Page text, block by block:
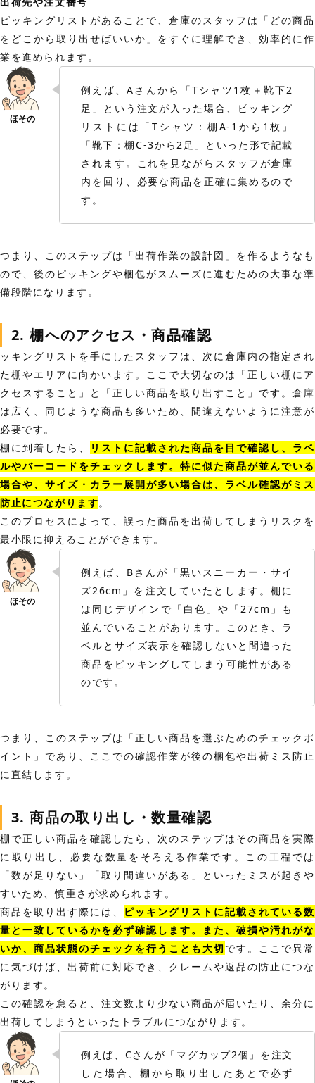
ピッキングリストがあることで、倉庫のスタッフは「どの商品
をどこから取り出せばいいか」をすぐに理解でき、効率的に作
業を進められます。
例えば、Aさんから「Tシャツ1枚＋靴下2
足」という注文が入った場合、ピッキング
リストには「Tシャツ：棚A-1から1枚」
「靴下：棚C-3から2足」といった形で記載
されます。これを見ながらスタッフが倉庫
内を回り、必要な商品を正確に集めるので
す。
つまり、このステップは「出荷作業の設計図」を作るようなも
ので、後のピッキングや梱包がスムーズに進むための大事な準
備段階になります。
2. 棚へのアクセス・商品確認
ッキングリストを手にしたスタッフは、次に倉庫内の指定され
た棚やエリアに向かいます。ここで大切なのは「正しい棚にア
クセスすること」と「正しい商品を取り出すこと」です。倉庫
は広く、同じような商品も多いため、間違えないように注意が
必要です。
棚に到着したら、
リストに記載された商品を目で確認し、ラベ
ルやバーコードをチェックします。特に似た商品が並んでいる
場合や、サイズ・カラー展開が多い場合は、ラベル確認がミス
防止につながります。
このプロセスによって、誤った商品を出荷してしまうリスクを
最小限に抑えることができます。
例えば、Bさんが「黒いスニーカー・サイ
ズ26cm」を注文していたとします。棚に
は同じデザインで「白色」や「27cm」も
並んでいることがあります。このとき、ラ
ベルとサイズ表示を確認しないと間違った
商品をピッキングしてしまう可能性がある
のです。
つまり、このステップは「正しい商品を選ぶためのチェックポ
イント」であり、ここでの確認作業が後の梱包や出荷ミス防止
に直結します。
3. 商品の取り出し・数量確認
棚で正しい商品を確認したら、次のステップはその商品を実際
に取り出し、必要な数量をそろえる作業です。この工程では
「数が足りない」「取り間違いがある」といったミスが起きや
すいため、慎重さが求められます。
商品を取り出す際には、 ピッキングリストに記載されている数
量と一致しているかを必ず確認します。また、破損や汚れがな
いか、商品状態のチェックを行うことも大切 です。ここで異常
に気づけば、出荷前に対応でき、クレームや返品の防止につな
がります。
この確認を怠ると、注文数より少ない商品が届いたり、余分に
出荷してしまうといったトラブルにつながります。
例えば、Cさんが「マグカップ2個」を注文
した場合、棚から取り出したあとで必ず